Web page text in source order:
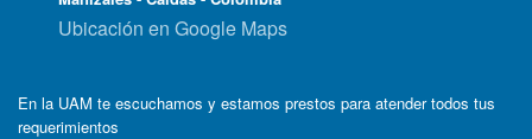
Ubicación en Google Maps
En la UAM te escuchamos y estamos prestos para atender todos tus
requerimientos